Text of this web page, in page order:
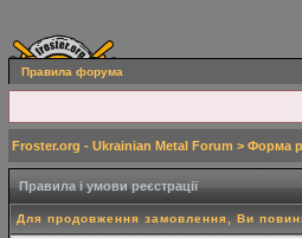
Правила форума
Froster.org - Ukrainian Metal Forum > Форма
Правила і умови реєстрації
Для продовження замовлення, Ви